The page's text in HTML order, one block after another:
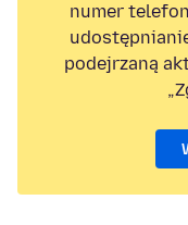
numer
podejrzaną